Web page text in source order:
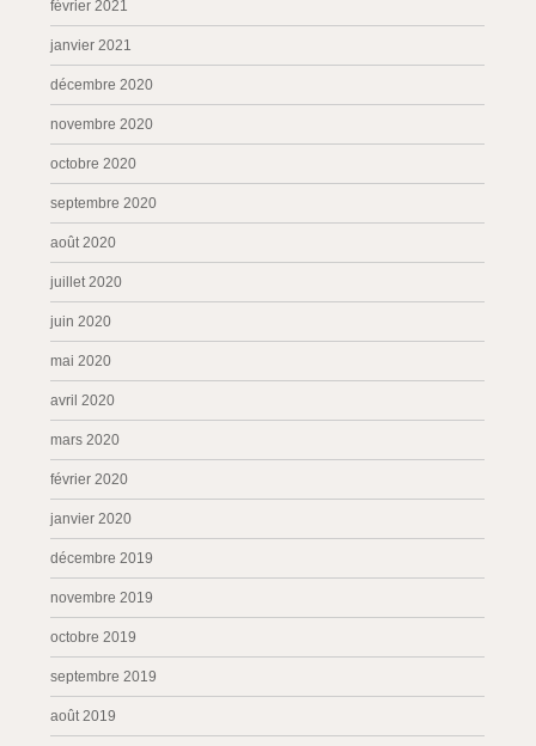
février 2021
janvier 2021
décembre 2020
novembre 2020
octobre 2020
septembre 2020
août 2020
juillet 2020
juin 2020
mai 2020
avril 2020
mars 2020
février 2020
janvier 2020
décembre 2019
novembre 2019
octobre 2019
septembre 2019
août 2019